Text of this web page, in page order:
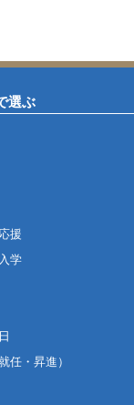
選ぶ
援
学
任・昇進）